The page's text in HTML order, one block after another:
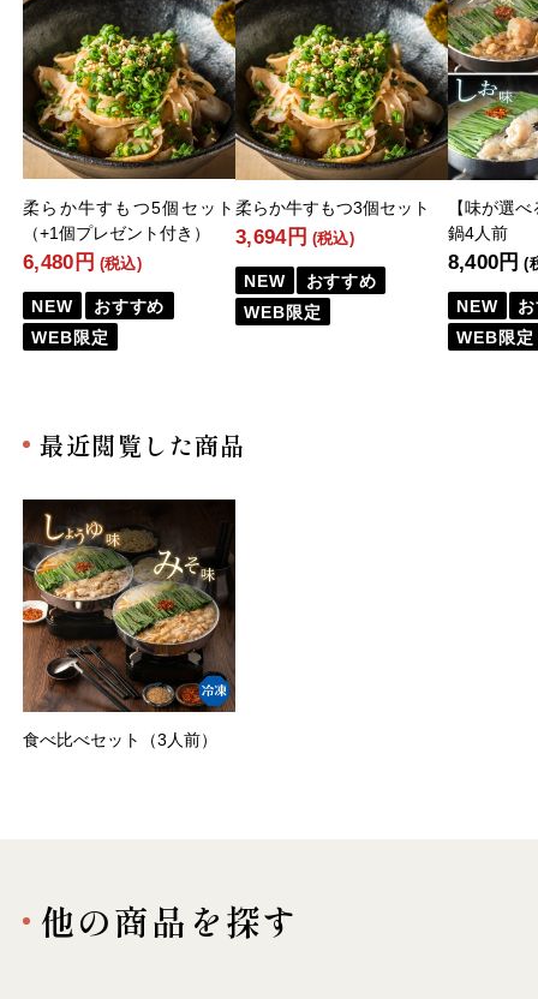
柔らか牛すもつ5個セット
（+1個プレゼント付き）
6,480円 (税込)
NEW
おすすめ
WEB限定
柔らか牛すもつ3個セット
3,694円 (税込)
NEW
おすすめ
WEB限定
【味が選
鍋4人前
8,400円 (
NEW
WEB限定
最近閲覧した商品
食べ比べセット（3人前）
他の商品を探す